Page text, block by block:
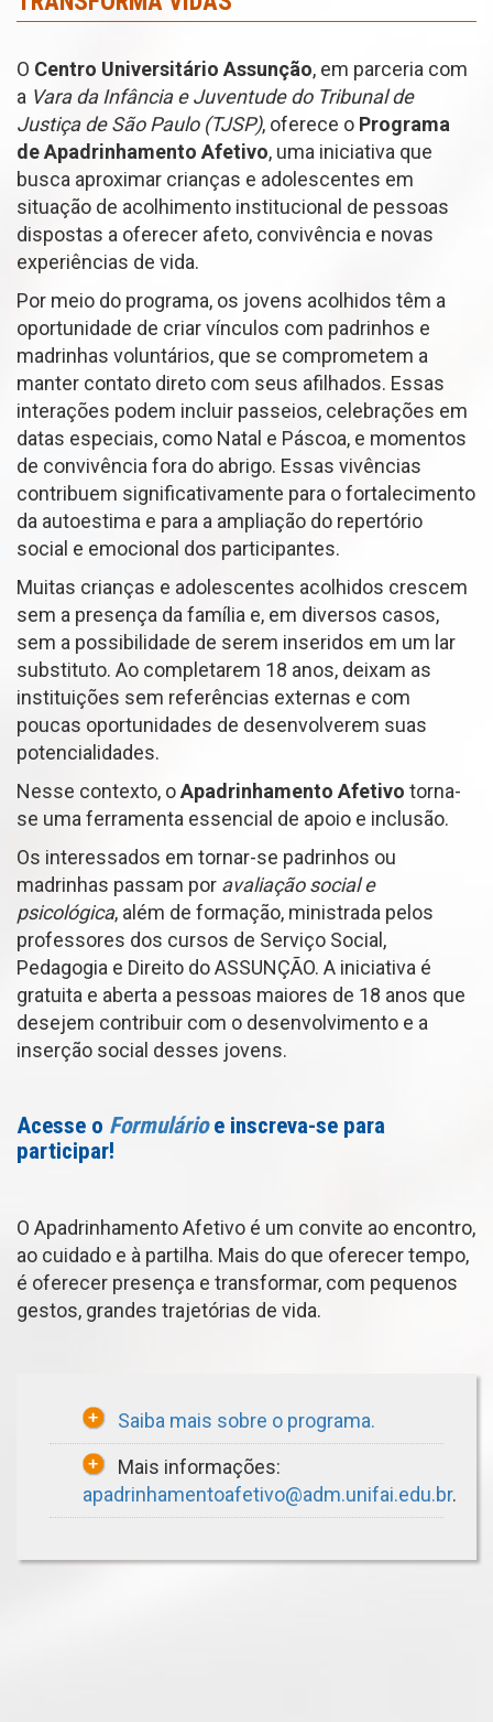
O Centro Universitário Assunção, em parceria com
a Vara da Infância e Juventude do Tribunal de
Justiça de São Paulo (TJSP), oferece o Programa
de Apadrinhamento Afetivo, uma iniciativa que
busca aproximar crianças e adolescentes em
situação de acolhimento institucional de pessoas
dispostas a oferecer afeto, convivência e novas
experiências de vida.
Por meio do programa, os jovens acolhidos têm a
oportunidade de criar vínculos com padrinhos e
madrinhas voluntários, que se comprometem a
manter contato direto com seus afilhados. Essas
interações podem incluir passeios, celebrações em
datas especiais, como Natal e Páscoa, e momentos
de convivência fora do abrigo. Essas vivências
contribuem significativamente para o fortalecimento
da autoestima e para a ampliação do repertório
social e emocional dos participantes.
Muitas crianças e adolescentes acolhidos crescem
sem a presença da família e, em diversos casos,
sem a possibilidade de serem inseridos em um lar
substituto. Ao completarem 18 anos, deixam as
instituições sem referências externas e com
poucas oportunidades de desenvolverem suas
potencialidades.
Nesse contexto, oApadrinhamento Afetivo torna-
se uma ferramenta essencial de apoio e inclusão.
Os interessados em tornar-se padrinhos ou
madrinhas passam por avaliação social e
psicológica, além de formação, ministrada pelos
professores dos cursos de Serviço Social,
Pedagogia e Direito do ASSUNÇÃO. A iniciativa é
gratuita e aberta a pessoas maiores de 18 anos que
desejem contribuir com o desenvolvimento e a
inserção social desses jovens.
Acesse o Formulárioe inscreva-se para
participar!
O Apadrinhamento Afetivo é um convite ao encontro,
ao cuidado e à partilha. Mais do que oferecer tempo,
é oferecer presença e transformar, com pequenos
gestos, grandes trajetórias de vida.
Saiba mais sobre o programa.
Mais informações:
apadrinhamentoafetivo@adm.unifai.edu.br.